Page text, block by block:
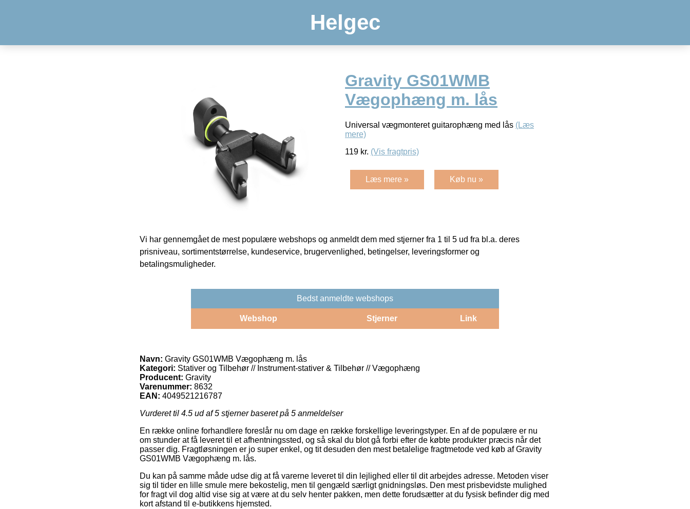
Helgec
Gravity GS01WMB
Vægophæng m. lås
Universal vægmonteret guitarophæng med lås (Læs
mere)
119 kr. (Vis fragtpris)
Læs mere » Køb nu »
Vi har gennemgået de mest populære webshops og anmeldt dem med stjerner fra 1 til 5 ud fra bl.a. deres
prisniveau, sortimentstørrelse, kundeservice, brugervenlighed, betingelser, leveringsformer og
betalingsmuligheder.
Bedst anmeldte webshops
Webshop Stjerner Link
Navn: Gravity GS01WMB Vægophæng m. lås
Kategori: Stativer og Tilbehør // Instrument-stativer & Tilbehør // Vægophæng
Producent: Gravity
Varenummer: 8632
EAN: 4049521216787
Vurderet til 4.5 ud af 5 stjerner baseret på 5 anmeldelser
En række online forhandlere foreslår nu om dage en række forskellige leveringstyper. En af de populære er nu
om stunder at få leveret til et afhentningssted, og så skal du blot gå forbi efter de købte produkter præcis når det
passer dig. Fragtløsningen er jo super enkel, og tit desuden den mest betalelige fragtmetode ved køb af Gravity
GS01WMB Vægophæng m. lås.
Du kan på samme måde udse dig at få varerne leveret til din lejlighed eller til dit arbejdes adresse. Metoden viser
sig til tider en lille smule mere bekostelig, men til gengæld særligt gnidningsløs. Den mest prisbevidste mulighed
for fragt vil dog altid vise sig at være at du selv henter pakken, men dette forudsætter at du fysisk befinder dig med
kort afstand til e-butikkens hjemsted.